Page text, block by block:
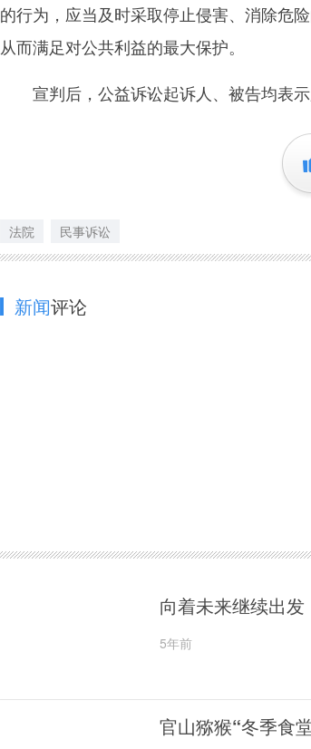
的行为，应当及时采取停止侵害、消除危
从而满足对公共利益的最大保护。
宣判后，公益诉讼起诉人、被告均表示
法院 民事诉讼
新闻评论
向着未来继续出
5年前
官山猕猴“冬季食